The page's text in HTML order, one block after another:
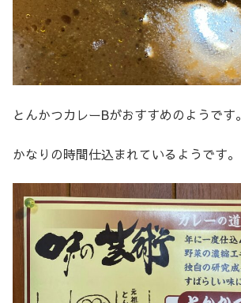
とんかつカレーBがおすすめのようです。
かなりの時間仕込まれているようです。